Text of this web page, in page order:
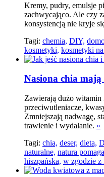
Kremy, pudry, emulsje
zachwycająco. Ale czy
konsystencją nie kryje
Tagi: chemia, DIY,
kosmetyki, kosmetyki
Nasiona chia mają
Zawierają dużo witamin
przeciwutleniacze,
Zmniejszają nadwagę,
trawienie i wydalanie. »
Tagi: chia, deser, dieta,
naturalne, natura
hiszpańska, w zgodzie z